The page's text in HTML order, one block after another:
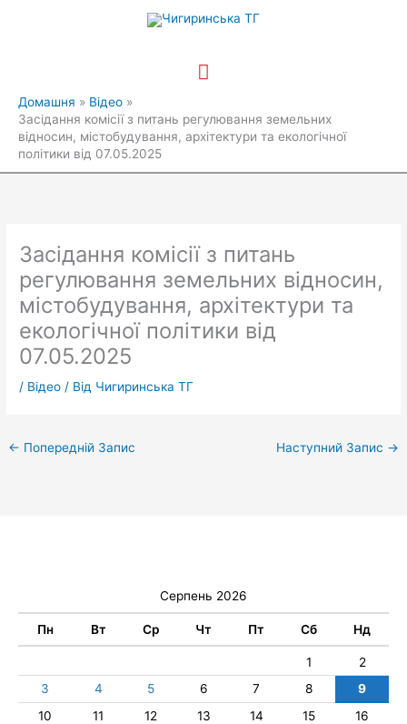
Головне
меню
Домашня
Відео
Засідання комісії з питань регулювання земельних
відносин, містобудування, архітектури та екологічної
політики від 07.05.2025
Засідання комісії з питань
регулювання земельних відносин,
містобудування, архітектури та
екологічної політики від
07.05.2025
/ Відео / Від Чигиринська ТГ
← Попередній Запис Наступний Запис →
Серпень 2026
Пн Вт Ср Чт Пт Сб Нд
1
2
3
4 5 6 7 8
9
10
11 12 13 14 15
16